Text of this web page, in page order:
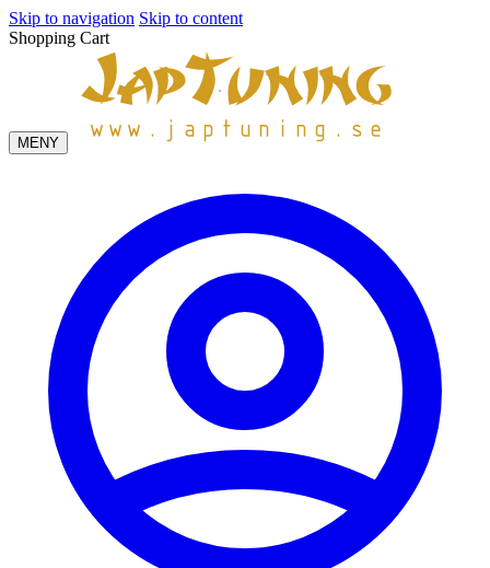
Skip to navigation Skip to content
Shopping Cart
MENY